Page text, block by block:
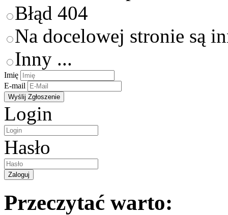
Błąd 404
Na docelowej stronie są
Inny ...
Imię
E-mail
Login
Hasło
Przeczytać warto: